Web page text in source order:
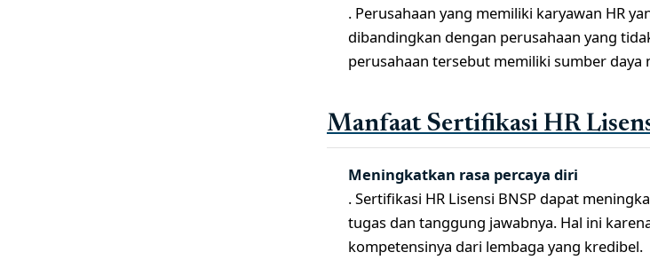
. Perusahaan yang memiliki karyawan HR
dibandingkan dengan perusahaan yang
perusahaan tersebut memiliki sumber
Manfaat Sertifikasi HR
Meningkatkan rasa percaya diri
. Sertifikasi HR Lisensi BNSP dapat
tugas dan tanggung jawabnya. Hal ini
kompetensinya dari lembaga yang kredibel.